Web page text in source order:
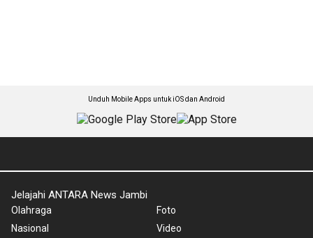
Unduh Mobile Apps untuk iOS dan Android
Jelajahi ANTARA News Jambi
Olahraga
Nasional
Foto
Video